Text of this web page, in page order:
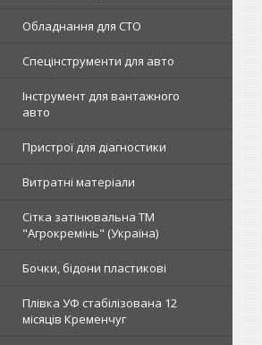
Обладнання для СТО
Спецінструменти для авто
Інструмент для вантажного
авто
Пристрої для діагностики
Витратні матеріали
Сітка затінювальна ТМ
"Агрокремінь" (Україна)
Бочки, бідони пластикові
Плівка УФ стабілізована 12
місяців Кременчуг